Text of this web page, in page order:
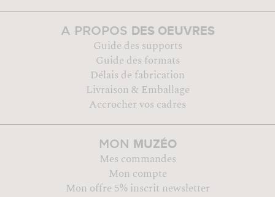
A PROPOS DES OEUVRES
Guide des supports
Guide des formats
Délais de fabrication
Livraison & Emballage
Accrocher vos cadres
MON MUZÉO
Mes commandes
Mon compte
Mon offre 5% inscrit newsletter